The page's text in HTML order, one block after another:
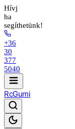
Hívj
ha
segíthetünk!
+36
30
377
5040
RcGumi